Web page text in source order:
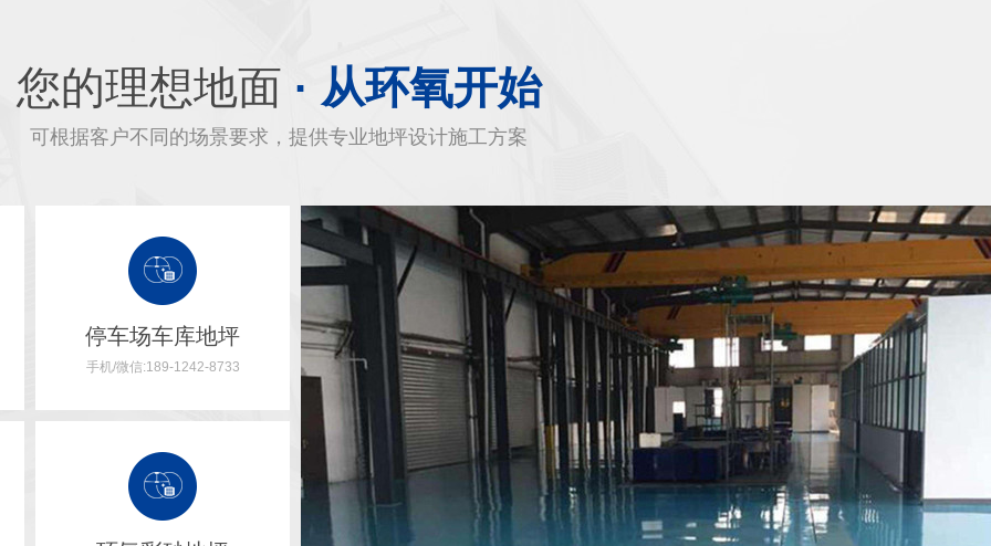
您的理想地面 · 从环氧开始
可根据客户不同的场景要求，提供专业地坪设计施工方案
停车场车库地坪
手机/微信:189-1242-8733